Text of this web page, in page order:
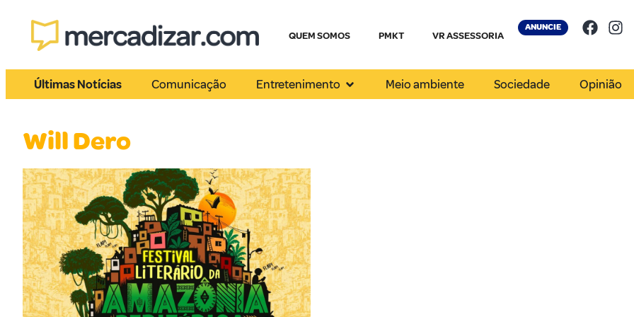
QUEM SOMOS PMKT VR ASSESSORIA
ANUNCIE
Últimas Notícias Comunicação Entretenimento Meio ambiente Sociedade Opinião
Will Dero